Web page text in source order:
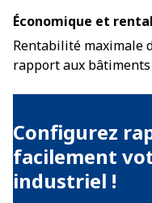
Économique et
Rentabilité maximale
rapport aux
Configurez
facilement
industriel !